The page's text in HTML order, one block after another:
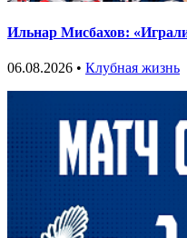
Ильнар Мисбахов: «Играли
06.08.2026 • Клубная жизнь